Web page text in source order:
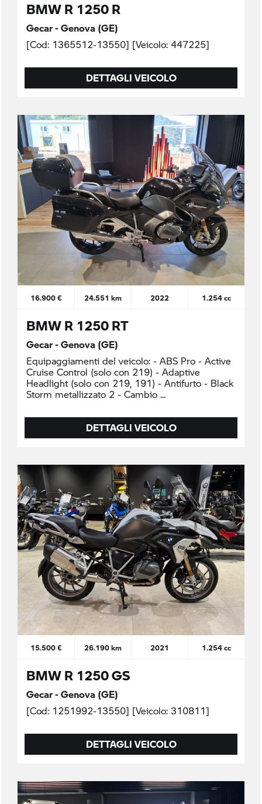
BMW R 1250 R
Gecar - Genova (GE)
[Cod: 1365512-13550] [Veicolo: 447225]
DETTAGLI VEICOLO
16.900 € 24.551 km 2022 1.254 cc
BMW R 1250 RT
Gecar - Genova (GE)
Equipaggiamenti del veicolo: - ABS Pro - Active
Cruise Control (solo con 219) - Adaptive
Headlight (solo con 219, 191) - Antifurto - Black
Storm metallizzato 2 - Cambio
DETTAGLI VEICOLO
15.500 € 26.190 km 2021 1.254 cc
BMW R 1250 GS
Gecar - Genova (GE)
[Cod: 1251992-13550] [Veicolo: 310811]
DETTAGLI VEICOLO